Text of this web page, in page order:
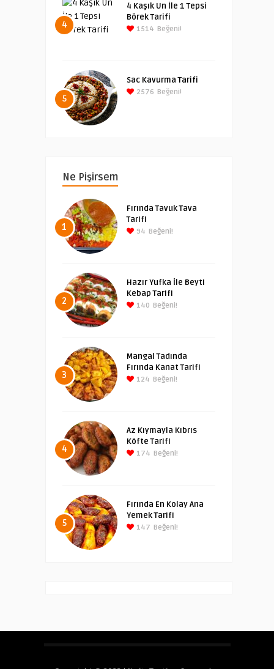
4
4 Kaşık Un İle 1 Tepsi
Börek Tarifi
1514 Beğeni!
5
Sac Kavurma Tarifi
2576 Beğeni!
Ne Pişirsem
1
Fırında Tavuk Tava
Tarifi
94 Beğeni!
2
Hazır Yufka İle Beyti
Kebap Tarifi
140 Beğeni!
3
Mangal Tadında
Fırında Kanat Tarifi
124 Beğeni!
4
Az Kıymayla Kıbrıs
Köfte Tarifi
174 Beğeni!
5
Fırında En Kolay Ana
Yemek Tarifi
147 Beğeni!